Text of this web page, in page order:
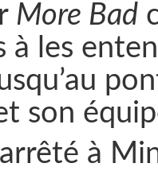
More Bad
à les
son
à